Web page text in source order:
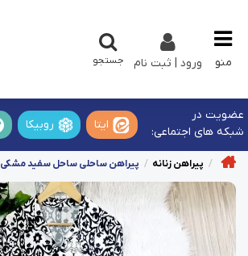
منو ورود | ثبت نام جستجو
عضویت در
شبکه های اجتماعی:
ایتا روبیکا
پیراهن زنانه پیراهن ساحلی ساحل سفید مشکی